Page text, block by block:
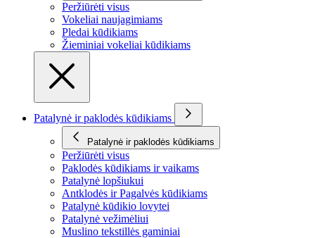
Peržiūrėti visus
Vokeliai naujagimiams
Pledai kūdikiams
Žieminiai vokeliai kūdikiams
Patalynė ir paklodės kūdikiams
Patalynė ir paklodės kūdikiams
Peržiūrėti visus
Paklodės kūdikiams ir vaikams
Patalynė lopšiukui
Antklodės ir Pagalvės kūdikiams
Patalynė kūdikio lovytei
Patalynė vežimėliui
Muslino tekstillės gaminiai